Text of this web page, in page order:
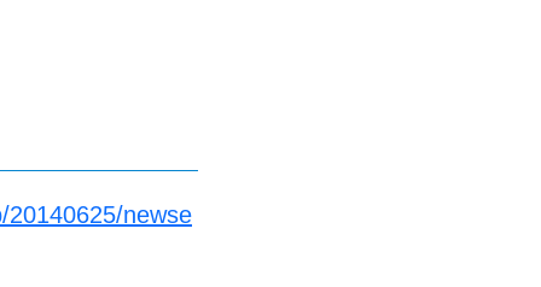
20140625/newse